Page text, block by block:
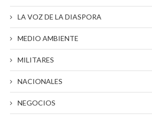
LA VOZ DE LA DIASPORA
MEDIO AMBIENTE
MILITARES
NACIONALES
NEGOCIOS